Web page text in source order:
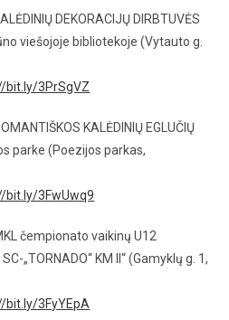
DEKORACIJŲ DIRBTUVĖS
viešojoje bibliotekoje (Vytauto g.
bit.ly/3PrSgVZ
KALĖDINIŲ EGLUČIŲ
parke (Poezijos parkas,
bit.ly/3FwUwq9
čempionato vaikinų U12
„TORNADO“ KM II“ (Gamyklų g. 1,
bit.ly/3FyYEpA